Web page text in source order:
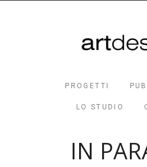
PROGETTI
LO STUDIO
IN